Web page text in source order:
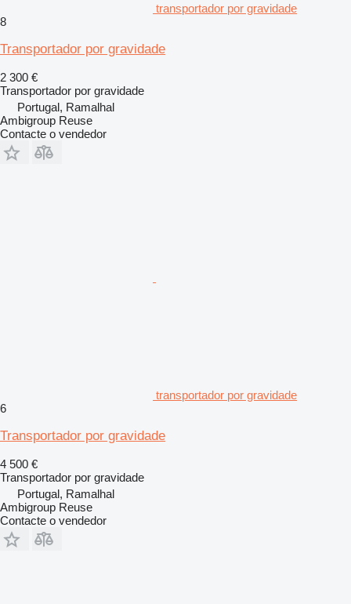
transportador por gravidade
8
Transportador por gravidade
2 300 €
Transportador por gravidade
Portugal, Ramalhal
Ambigroup Reuse
Contacte o vendedor
transportador por gravidade
6
Transportador por gravidade
4 500 €
Transportador por gravidade
Portugal, Ramalhal
Ambigroup Reuse
Contacte o vendedor